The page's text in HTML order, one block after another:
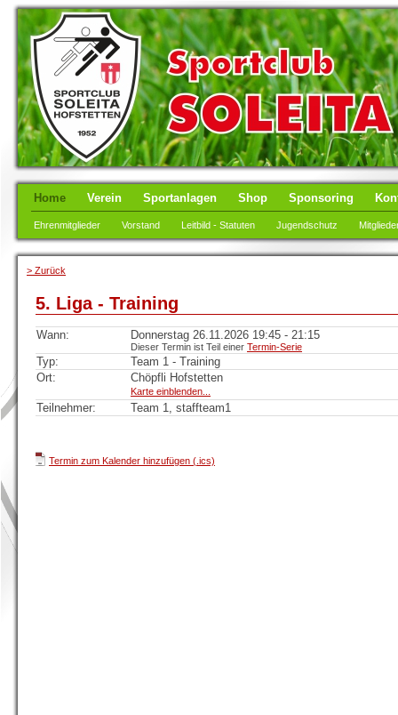
Home Verein Sportanlagen Shop Sponsoring
Ehrenmitglieder Vorstand Leitbild - Statuten Jugendschutz
> Zurück
5. Liga - Training
Wann: Donnerstag 26.11.2026 19:45 - 21:15
Dieser Termin ist Teil einer Termin-Serie
Typ:
Team 1 - Training
Ort:
Chöpfli Hofstetten
Karte einblenden...
Teilnehmer: Team 1, staffteam1
Termin zum Kalender hinzufügen (.ics)